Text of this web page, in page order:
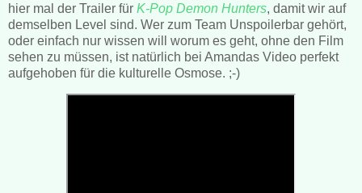
hier mal der Trailer für K-Pop Demon Hunters, damit wir auf
demselben Level sind. Wer zum Team Unspoilerbar gehört,
oder einfach nur wissen will worum es geht, ohne den Film
sehen zu müssen, ist natürlich bei Amandas Video perfekt
aufgehoben für die kulturelle Osmose. ;-)